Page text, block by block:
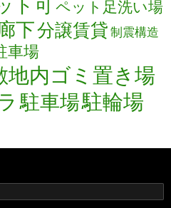
ペット足洗い場
下分譲賃貸制震構造
車場
地内ゴミ置き場
駐車場駐輪場